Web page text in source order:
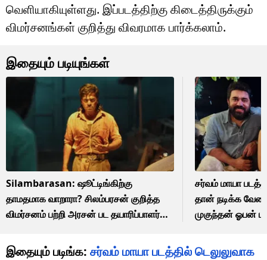
வெளியாகியுள்ளது. இப்படத்திற்கு கிடைத்திருக்கும்
விமர்சனங்கள் குறித்து விவரமாக பார்க்கலாம்.
இதையும் படியுங்கள்
Silambarasan: ஷூட்டிங்கிற்கு
தாமதமாக வாறாரா? சிலம்பரசன் குறித்த
விமர்சனம் பற்றி அரசன் பட தயாரிப்பாளர்
சர்வம் மாயா
தான் நடிக்க
முகுந்தன் ஓபன்
இதையும் படிங்க: சர்வம் மாயா படத்தில் டெலுலுவாக